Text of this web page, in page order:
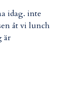
idag. inte
åt vi lunch
är